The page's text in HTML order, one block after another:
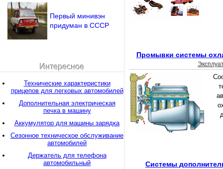
Промывки системы
Системы
Первый минивэн
придуман в СССР
Интересное
Технические характеристики
прицепов для легковых автомобилей
Дополнительная электрическая
печка в машину
Аккумулятор для машины зарядка
Сезонное техническое обслуживание
автомобилей
Держатель для телефона
автомобильный